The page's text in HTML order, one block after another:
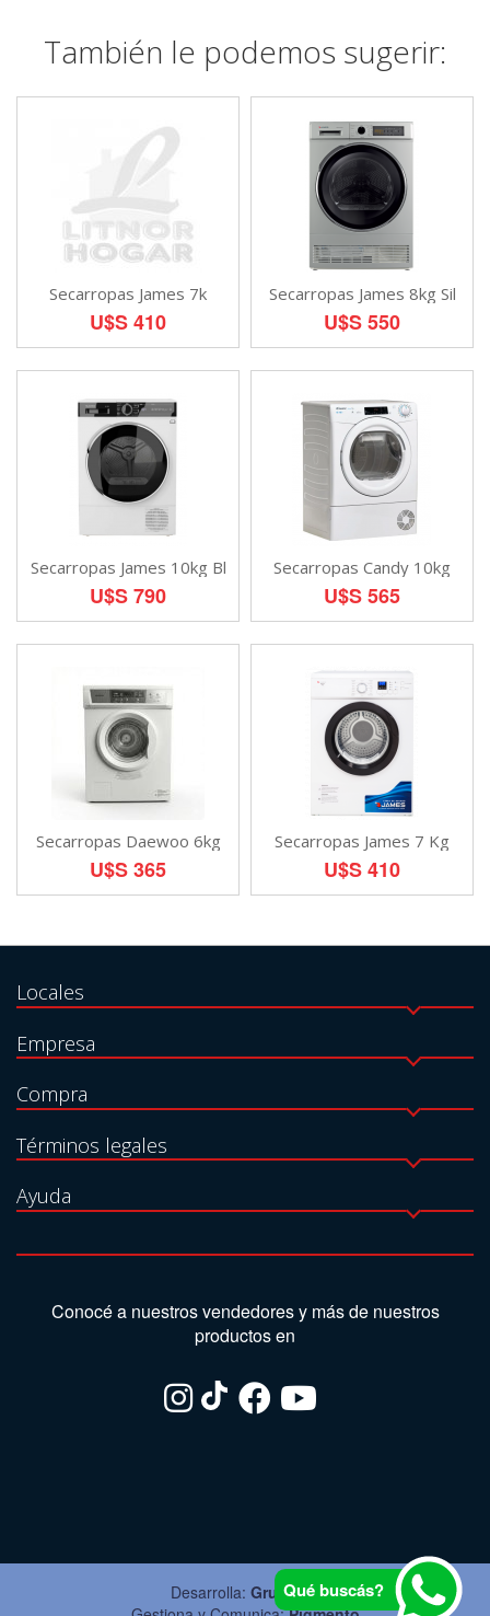
También le podemos sugerir:
Secarropas James 7k
U$S 410
Secarropas James 8kg Sil
U$S 550
Secarropas James 10kg Bl
U$S 790
Secarropas Candy 10kg
U$S 565
Secarropas Daewoo 6kg
U$S 365
Secarropas James 7 Kg
U$S 410
Locales
Empresa
Compra
Términos legales
Ayuda
Conocé a nuestros vendedores y más de nuestros
productos en
Qué buscás?
Desarrolla: Grupo Ite